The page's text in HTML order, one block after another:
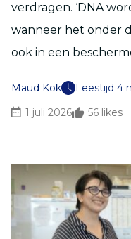
verdragen. ‘DNA
wanneer het onder
ook in een
Maud Kok
Leestijd 4
1 juli 2026
56 likes